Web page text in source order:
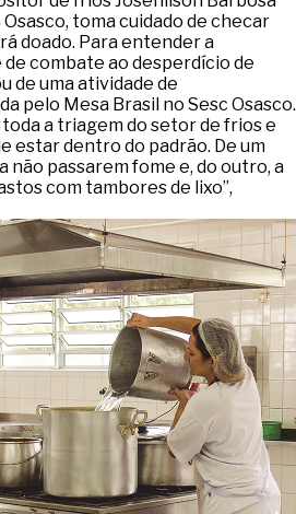
toma cuidado de checar
doado. Para entender a
combate ao desperdício de
de uma atividade de
pelo Mesa Brasil no Sesc Osasco.
a triagem do setor de frios e
estar dentro do padrão. De um
não passarem fome e, do outro, a
com tambores de lixo”,